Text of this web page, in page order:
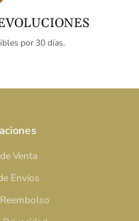
por 30 días.
Venta
Envíos